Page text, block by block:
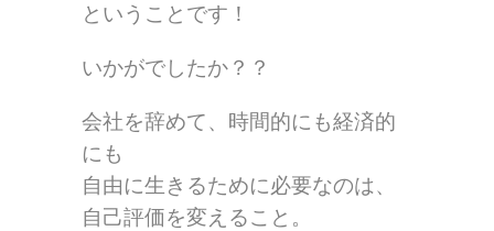
ということです！
いかがでしたか？？
会社を辞めて、時間的にも経済的
にも
自由に生きるために必要なのは、
自己評価を変えること。